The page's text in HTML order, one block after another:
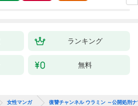
ランキング
無料
女性マンガ 復讐チャンネル ウラミン ～公開処刑